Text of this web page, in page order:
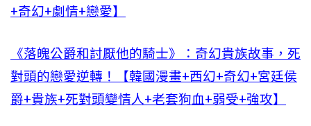
+奇幻+劇情+戀愛】
《落魄公爵和討厭他的騎士》：奇幻貴族故事，死
對頭的戀愛逆轉！【韓國漫畫+西幻+奇幻+宮廷侯
爵+貴族+死對頭變情人+老套狗血+弱受+強攻】